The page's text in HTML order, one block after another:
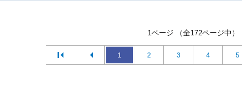
1ページ （全172ページ中）
1 2 3 4 5